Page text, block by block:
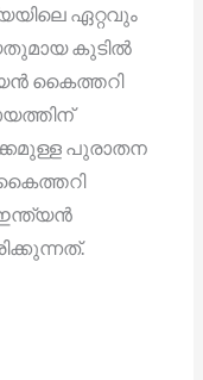
ഏറ്റവും
കുടിൽ
കൈത്തറി
പുരാതന